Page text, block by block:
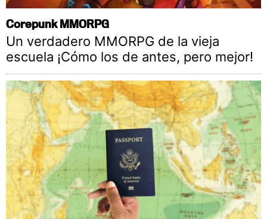
Corepunk MMORPG
Un verdadero MMORPG de la vieja
escuela ¡Cómo los de antes, pero mejor!